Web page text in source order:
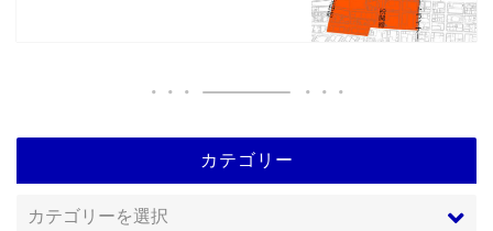
カテゴリー